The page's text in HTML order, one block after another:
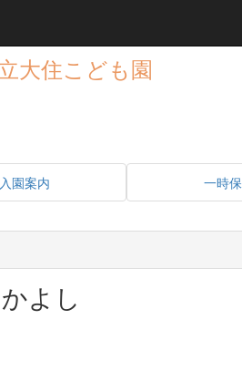
大住こども園
入園案内 一時
よし